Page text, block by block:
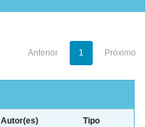
Anterior 1 Próximo
Autor(es) Tipo